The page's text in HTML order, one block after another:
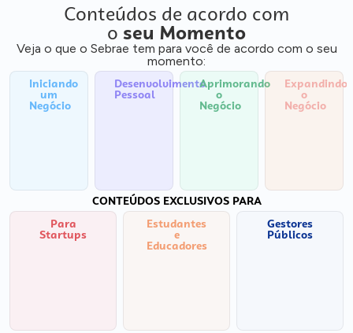
Conteúdos de acordo com
o seu Momento
Veja o que o Sebrae tem para você de acordo com o seu
momento:
Iniciando
um
Negócio
Desenvolvimento
Pessoal
Aprimorando
o
Negócio
Expandindo
o
Negócio
CONTEÚDOS EXCLUSIVOS PARA
Para
Startups
Estudantes
e
Educadores
Gestores
Públicos